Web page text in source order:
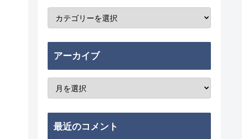
アーカイブ
最近のコメント